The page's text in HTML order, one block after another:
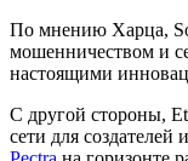
По мнению Харца,
мошенничеством и
настоящими
С другой стороны,
сети для